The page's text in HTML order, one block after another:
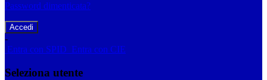
Password dimenticata?
-
Entra con SPID Entra con CIE
Seleziona utente